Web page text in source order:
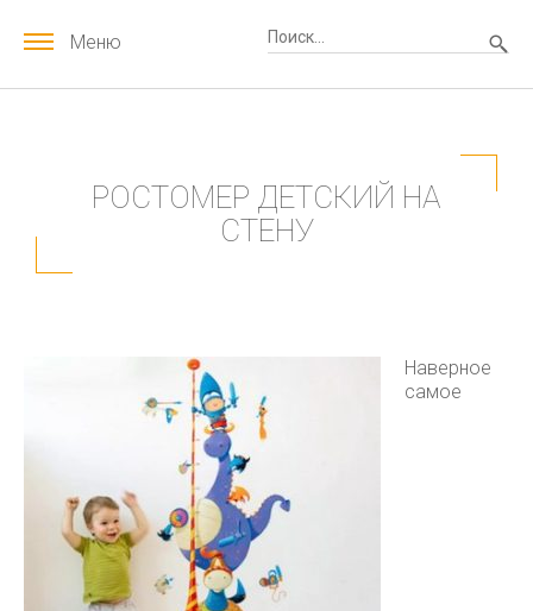
Меню
РОСТОМЕР ДЕТСКИЙ НА
СТЕНУ
Наверное
самое